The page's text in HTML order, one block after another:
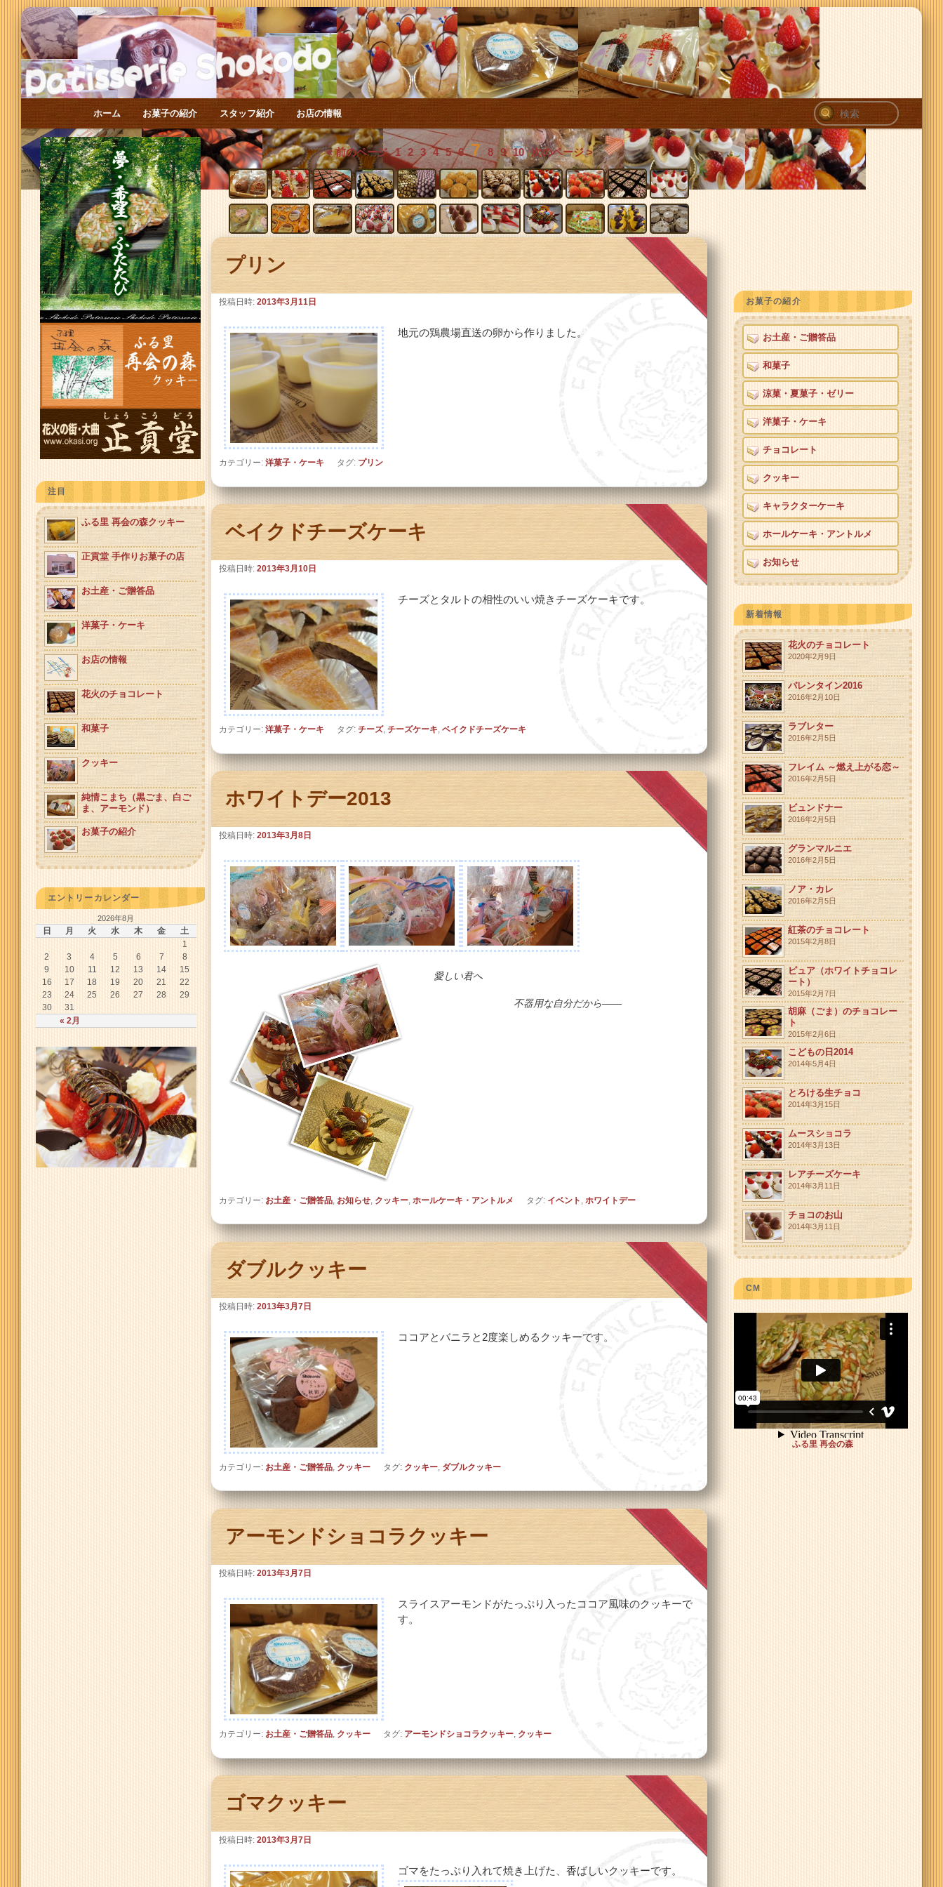
検
索
メインメニュー
メインコンテンツへ移動
サブコンテンツへ移動
ホーム お菓子の紹介 スタッフ紹介 お店の情報
投稿ナビゲーション
< 前のページ 1 2 3 4 5 6 7 8 9 10 次のページ >
プリン
投稿日時: 2013年3月11日
地元の鶏農場直送の卵から作りました。
カテゴリー: 洋菓子・ケーキ タグ: プリン
ベイクドチーズケーキ
投稿日時: 2013年3月10日
チーズとタルトの相性のいい焼きチーズケーキです。
カテゴリー: 洋菓子・ケーキ タグ: チーズ, チーズケーキ, ベイクドチーズケーキ
ホワイトデー2013
投稿日時: 2013年3月8日
愛しい君へ
不器用な自分だから――
カテゴリー: お土産・ご贈答品, お知らせ, クッキー, ホールケーキ・アントルメ タグ: イベント , ホワイトデー
ダブルクッキー
投稿日時: 2013年3月7日
ココアとバニラと2度楽しめるクッキーです。
カテゴリー: お土産・ご贈答品, クッキー タグ: クッキー, ダブルクッキー
アーモンドショコラクッキー
投稿日時: 2013年3月7日
スライスアーモンドがたっぷり入ったココア風味のクッキーで
す。
カテゴリー: お土産・ご贈答品, クッキー タグ: アーモンドショコラクッキー, クッキー
ゴマクッキー
投稿日時: 2013年3月7日
ゴマをたっぷり入れて焼き上げた、香ばしいクッキーです。
お菓子の紹介
お土産・ご贈答品
和菓子
涼菓・夏菓子・ゼリー
洋菓子・ケーキ
チョコレート
クッキー
キャラクターケーキ
ホールケーキ・アントルメ
お知らせ
新着情報
花火のチョコレート
2020年2月9日
バレンタイン2016
2016年2月10日
ラブレター
2016年2月5日
フレイム ～燃え上がる恋～
2016年2月5日
ビュンドナー
2016年2月5日
グランマルニエ
2016年2月5日
ノア・カレ
2016年2月5日
紅茶のチョコレート
2015年2月8日
ピュア（ホワイトチョコレ
ート）
2015年2月7日
胡麻（ごま）のチョコレー
ト
2015年2月6日
こどもの日2014
2014年5月4日
とろける生チョコ
2014年3月15日
ムースショコラ
2014年3月13日
レアチーズケーキ
2014年3月11日
チョコのお山
2014年3月11日
CM
ふる里 再会の森
注目
ふる里 再会の森クッキー
正貢堂 手作りお菓子の店
お土産・ご贈答品
洋菓子・ケーキ
お店の情報
花火のチョコレート
和菓子
クッキー
純情こまち（黒ごま、白ご
ま、アーモンド）
お菓子の紹介
エントリーカレンダー
2026年8月
日 月 火 水 木 金 土
« 2月
1
2
3 4 5 6 7
8
9
10 11 12 13 14
15
16
17 18 19 20 21
22
23
24 25 26 27 28
29
30
31